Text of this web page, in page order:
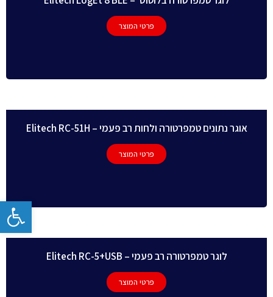
פרטי המוצר
אוגר נתונים טמפרטורה ולחות רב פעמי – Elitech RC-51H
פרטי המוצר
לוגר טמפרטורה רב פעמי – Elitech RC-5+USB
פרטי המוצר